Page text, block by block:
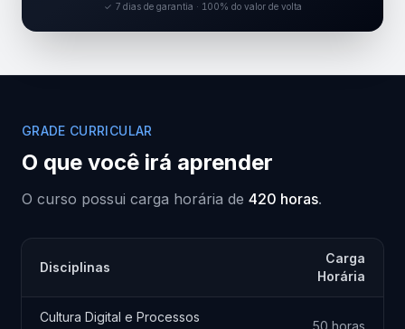
✓ 7 dias de garantia · 100% do valor de volta
GRADE CURRICULAR
O que você irá aprender
O curso possui carga horária de 420 horas.
Disciplinas
Carga
Horária
Cultura Digital e Processos
50 horas